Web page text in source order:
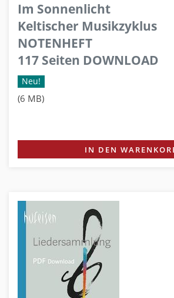
Im Sonnenlicht
Keltischer Musikzyklus
NOTENHEFT
117 Seiten DOWNLOAD
Neu!
(6 MB)
IN DEN